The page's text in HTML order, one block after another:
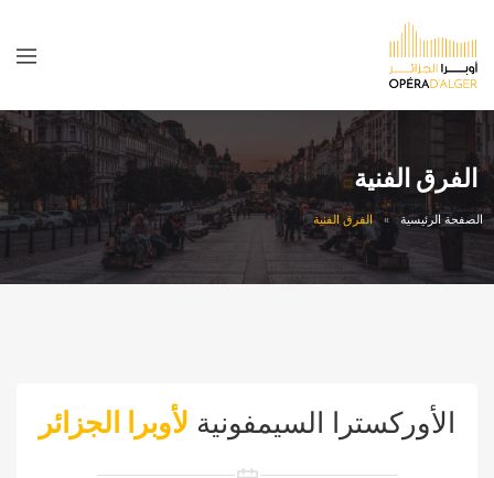
الفرق الفنية
الصفحة الرئيسية الفرق الفنية
الأوركسترا السيمفونية لأوبرا الجزائر